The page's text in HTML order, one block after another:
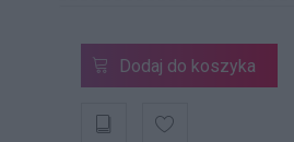
Dodaj do koszyka